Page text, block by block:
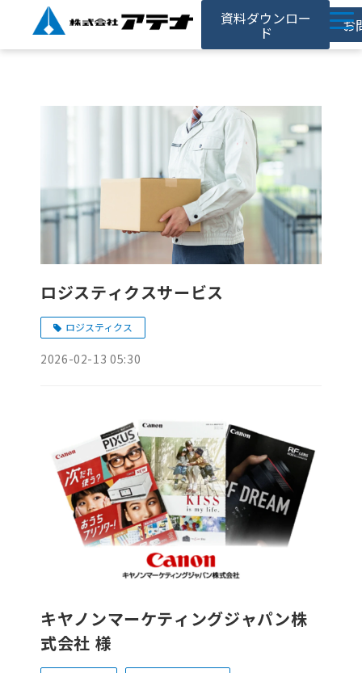
資料ダウンロー
ド お
サービス
対応事例
お役立ち記事
採用情報
会社情報
ロジスティクスサービス
ロジスティクス
2026-02-13 05:30
キヤノンマーケティングジャパン株
式会社 様